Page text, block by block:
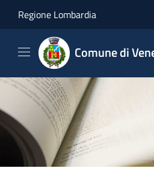
Regione Lombardia
Comune di